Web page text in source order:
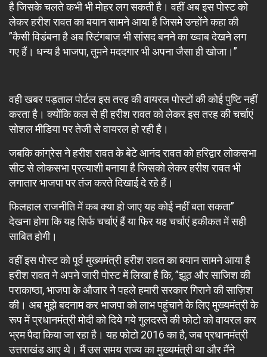
है जिसके चलते कभी भी मोहर लग सकती है। वहीं अब इस पोस्ट को
लेकर हरीश रावत का बयान सामने आया है जिसमे उन्होंने कहा की
”कैसी विडंबना है अब स्टिंगबाज भी सांसद बनने का ख्वाब देखने लग
गए हैं। धन्य है भाजपा, तुमने मददगार भी अपना जैसा ही खोजा।”
वही खबर पड़ताल पोर्टल इस तरह की वायरल पोस्टों की कोई पुष्टि नहीं
करता है। क्योंकि कल से ही हरीश रावत को लेकर इस तरह की चर्चाएं
सोशल मीडिया पर तेजी से वायरल हो रही है।
जबकि कांग्रेस ने हरीश रावत के बेटे आनंद रावत को हरिद्वार लोकसभा
सीट से लोकसभा प्रत्याशी बनाया है जिसको लेकर हरीश रावत भी
लगातार भाजपा पर तंज करते दिखाई दे रहे हैं।
फिलहाल राजनीति में कब क्या हो जाए यह कोई नहीं बता सकता”
देखना होगा कि यह सिर्फ चर्चाएं हैं या फिर यह चर्चाएं हकीकत में सही
साबित होगी।
वहीं इस पोस्ट को पूर्व मुख्यमंत्री हरीश रावत का बयान सामने आया है
हरीश रावत ने अपने जारी पोस्ट में लिखा है कि, ”झूठ और साजिश की
पराकाष्ठा, भाजपा के औजार ने पहले हमारी सरकार गिराने की साज़िश
की। अब मुझे बदनाम कर भाजपा को लाभ पहुंचाने के लिए मुख्यमंत्री के
रूप में प्रधानमंत्री मोदी को दिये गये गुलदस्ते की फोटो को वायरल कर
भ्रम पैदा किया जा रहा है। यह फोटो 2016 का है, जब प्रधानमंत्री
उत्तराखंड आए थे। मैं उस समय राज्य का मुख्यमंत्री था और मैंने